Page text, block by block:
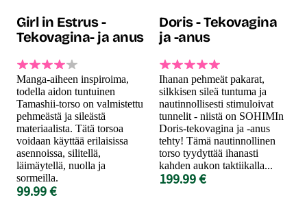
Girl in Estrus -
Tekovagina- ja anus
Manga-aiheen inspiroima,
todella aidon tuntuinen
Tamashii-torso on valmistettu
pehmeästä ja sileästä
materiaalista. Tätä torsoa
voidaan käyttää erilaisissa
asennoissa, silitellä,
läimäytellä, nuolla ja
sormeilla.
99.99 €
Doris - Tekovagina
ja -anus
Ihanan pehmeät pakarat,
silkkisen sileä tuntuma ja
nautinnollisesti stimuloivat
tunnelit - niistä on SOHIMIn
Doris-tekovagina ja -anus
tehty! Tämä nautinnollinen
torso tyydyttää ihanasti
kahden aukon taktiikalla...
199.99 €